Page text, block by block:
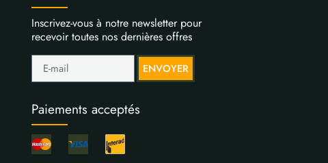
Inscrivez-vous à notre newsletter pour
recevoir toutes nos dernières offres
ENVOYER
Paiements acceptés